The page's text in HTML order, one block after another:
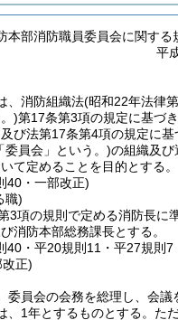
本部消防職員委員会に関する
平
、消防組織法(昭和22年法律
)第17条第3項の規定に基づ
び法第17条第4項の規定に基
委員会」という。)の組織及び
て定めることを目的とする。
40・一部改正)
職)
3項の規則で定める消防長に
消防本部総務課長とする。
40・平20規則11・平27規則7
正)
委員会の会務を総理し、会議
、1年とするものとする。 た